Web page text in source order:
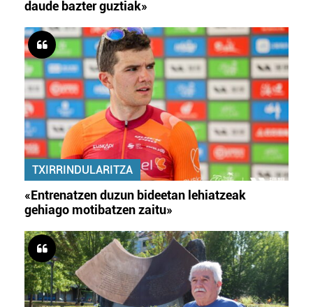
daude bazter guztiak»
TXIRRINDULARITZA
«Entrenatzen duzun bideetan lehiatzeak
gehiago motibatzen zaitu»